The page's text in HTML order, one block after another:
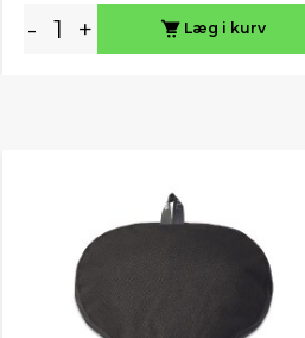
- + Læg i kurv